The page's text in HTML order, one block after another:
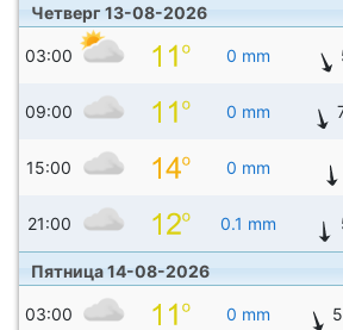
Четверг 13-08-2026
03:00 0 mm
09:00 0 mm
15:00 0 mm
21:00 0.1 mm
Пятница 14-08-2026
03:00 0 mm